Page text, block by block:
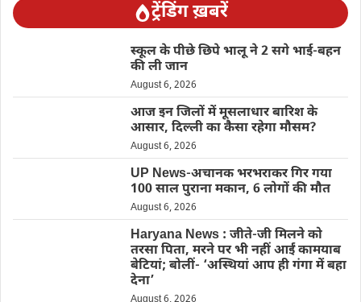
ट्रेंडिंग ख़बरें
स्कूल के पीछे छिपे भालू ने 2 सगे भाई-बहन
की ली जान
August 6, 2026
आज इन जिलों में मूसलाधार बारिश के
आसार, दिल्ली का कैसा रहेगा मौसम?
August 6, 2026
UP News-अचानक भरभराकर गिर गया
100 साल पुराना मकान, 6 लोगों की मौत
August 6, 2026
Haryana News : जीते-जी मिलने को
तरसा पिता, मरने पर भी नहीं आईं कामयाब
बेटियां; बोलीं- ‘अस्थियां आप ही गंगा में बहा
देना’